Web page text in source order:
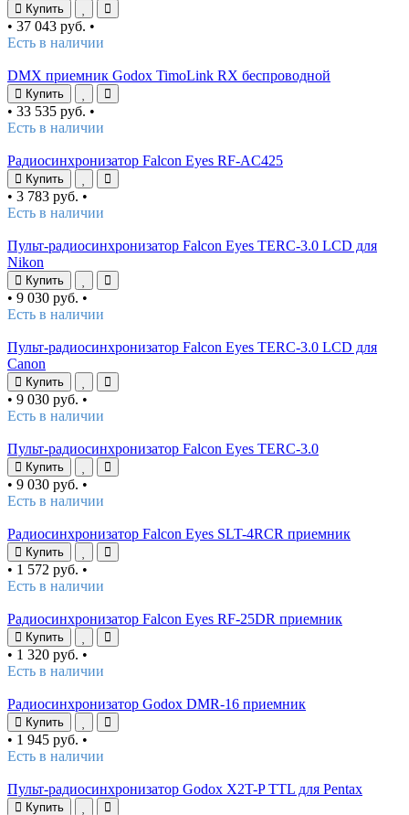
Купить
• 37 043 руб. •
Есть в наличии
DMX приемник Godox TimoLink RX беспроводной
Купить
• 33 535 руб. •
Есть в наличии
Радиосинхронизатор Falcon Eyes RF-AC425
Купить
• 3 783 руб. •
Есть в наличии
Пульт-радиосинхронизатор Falcon Eyes TERC-3.0 LCD для
Nikon
Купить
• 9 030 руб. •
Есть в наличии
Пульт-радиосинхронизатор Falcon Eyes TERC-3.0 LCD для
Canon
Купить
• 9 030 руб. •
Есть в наличии
Пульт-радиосинхронизатор Falcon Eyes TERC-3.0
Купить
• 9 030 руб. •
Есть в наличии
Радиосинхронизатор Falcon Eyes SLT-4RCR приемник
Купить
• 1 572 руб. •
Есть в наличии
Радиосинхронизатор Falcon Eyes RF-25DR приемник
Купить
• 1 320 руб. •
Есть в наличии
Радиосинхронизатор Godox DMR-16 приемник
Купить
• 1 945 руб. •
Есть в наличии
Пульт-радиосинхронизатор Godox X2T-P TTL для Pentax
Купить